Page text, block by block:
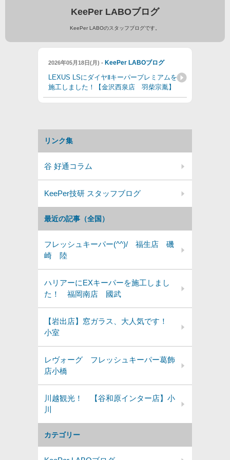
KeePer LABOブログ
KeePer LABOのスタッフブログです。
2026年05月18日(月) - KeePer LABOブログ
LEXUS LSにダイヤⅡキーパープレミアムを
施工しました！【金沢西泉店 羽柴宗胤】
カテゴリー
最近の記事（全国）
フレッシュキーパー(^^)/ 福生店 磯
崎 陸
ハリアーにEXキーパーを施工しまし
た！ 福岡南店 國武
【岩出店】窓ガラス、大人気です！
小室
レヴォーグ フレッシュキーパー葛飾
店小橋
川越観光！ 【谷和原インター店】小
川
リンク集
谷 好通コラム
KeePer技研 スタッフブログ